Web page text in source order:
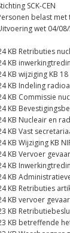
SCK-CEN
belast
wet 04/
KB Retributies
KB
KB wijziging KB
KB Indeling
KB Commissie
KB
KB Nucleair en
KB Vast
KB Wijziging KB
KB Vervoer
KB
KB
KB Retributies
KB vervoer
KB
KB betreffende